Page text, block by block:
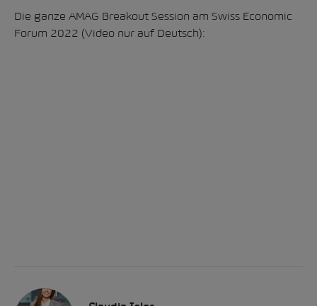
Die ganze AMAG Breakout Session am Swiss Economic
Forum 2022 (Video nur auf Deutsch):